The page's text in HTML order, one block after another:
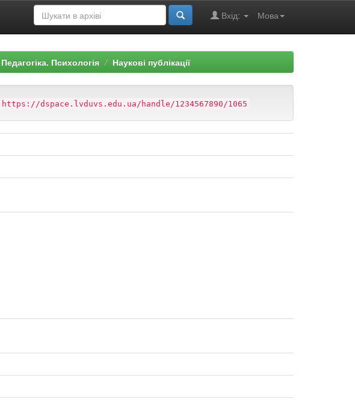
Мова
Вхід:
Педагогіка. Психологія Наукові публікації
https://dspace.lvduvs.edu.ua/handle/1234567890/1065